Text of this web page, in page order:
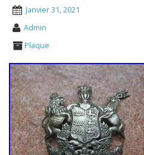
Janvier 31, 2021
Admin
Plaque